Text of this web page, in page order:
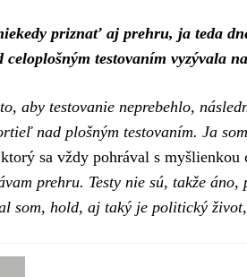
priznať aj prehru, ja teda
celoplošným testovaním vyzývala
aby testovanie neprebehlo,
nad plošným testovaním. Ja
sa vždy pohrával s
prehru. Testy nie sú, takže
som, hold, aj taký je politický